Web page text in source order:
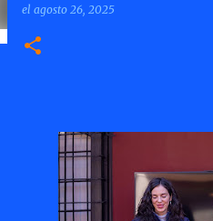
el agosto 26, 2025